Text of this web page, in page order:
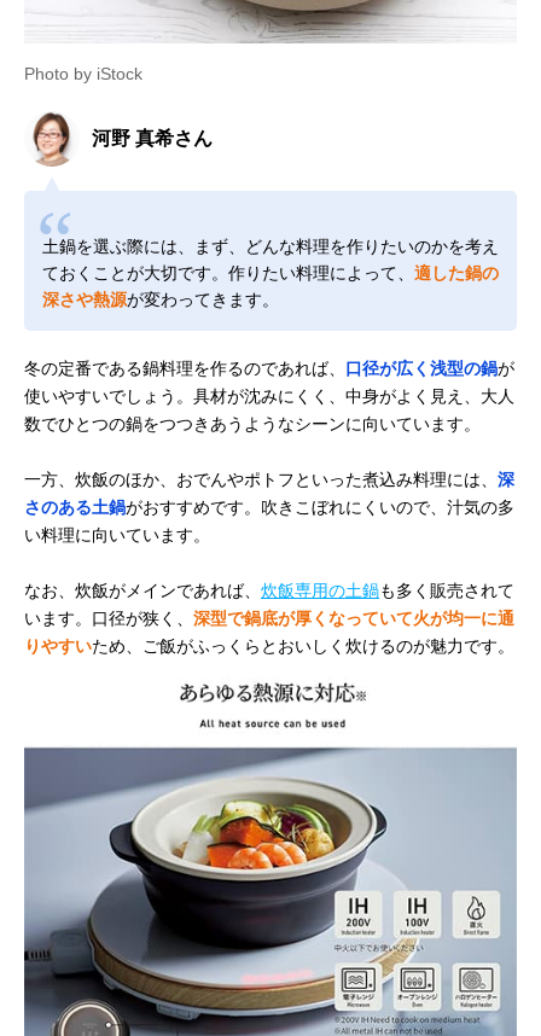
Photo by iStock
河野 真希さん
土鍋を選ぶ際には、まず、どんな料理を作りたいのかを考え
ておくことが大切です。作りたい料理によって、 適した鍋の
深さや熱源が変わってきます。
冬の定番である鍋料理を作るのであれば、 口径が広く浅型の鍋が
使いやすいでしょう。具材が沈みにくく、中身がよく見え、大人
数でひとつの鍋をつつきあうようなシーンに向いています。
一方、炊飯のほか、おでんやポトフといった煮込み料理には、 深
さのある土鍋がおすすめです。吹きこぼれにくいので、汁気の多
い料理に向いています。
なお、炊飯がメインであれば、 炊飯専用の土鍋も多く販売されて
います。口径が狭く、 深型で鍋底が厚くなっていて火が均一に通
りやすいため、ご飯がふっくらとおいしく炊けるのが魅力です。